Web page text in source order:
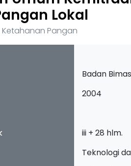
Lokal
Ketahanan Pangan
Badan
2004
iii + 28 hlm.
Teknologi